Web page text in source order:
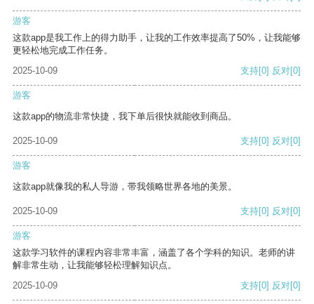
游客
这款app是我工作上的得力助手，让我的工作效率提高了50%，让我能够
更轻松地完成工作任务。
2025-10-09
支持[0] 反对[0]
游客
这款app的物流非常快捷，我下单后很快就能收到商品。
2025-10-09 支持[0] 反对[0]
游客
这款app就像我的私人导游，带我领略世界各地的美景。
2025-10-09 支持[0] 反对[0]
游客
这款学习软件的课程内容非常丰富，涵盖了各个学科的知识。老师的讲
解非常生动，让我能够轻松理解知识点。
2025-10-09
支持[0] 反对[0]